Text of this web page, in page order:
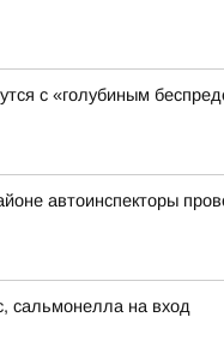
с «голубиным
автоинспекторы
сальмонелла на вход